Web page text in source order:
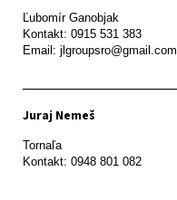
Ľubomír Ganobjak
Kontakt: 0915 531 383
Email: jlgroupsro@gmail.com
Juraj Nemeš
Tornaľa
Kontakt: 0948 801 082